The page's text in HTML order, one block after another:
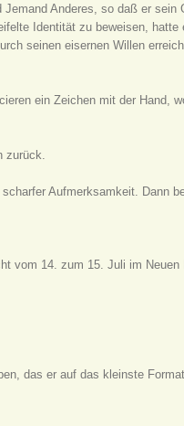
Anderes, so daß er sein
Identität zu beweisen,
seinen eisernen Willen
ein Zeichen mit der Hand,
zurück.
Aufmerksamkeit. Dann
vom 14. zum 15. Juli im Neuen
das er auf das kleinste